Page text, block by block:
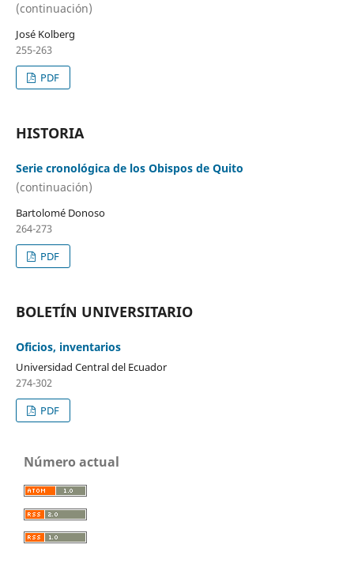
(continuación)
José Kolberg
255-263
PDF
HISTORIA
Serie cronológica de los Obispos de Quito
(continuación)
Bartolomé Donoso
264-273
PDF
BOLETÍN UNIVERSITARIO
Oficios, inventarios
Universidad Central del Ecuador
274-302
PDF
Número actual